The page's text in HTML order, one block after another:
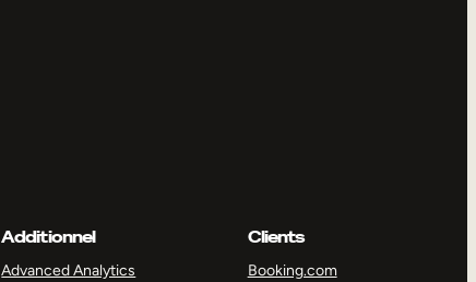
Additionnel
Advanced Analytics
Clients
Booking.com